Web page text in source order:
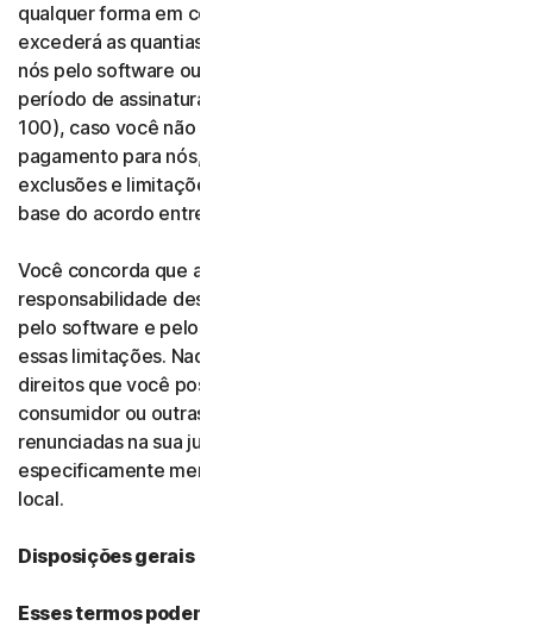
qualquer forma em conexão com estes termos,
excederá as quantias que você pagou ou deve pagar a
nós pelo software ou pelos serviços aplicáveis pelo
período de assinatura aplicável, ou cem dólares (US$
100), caso você não tenha qualquer obrigação de
pagamento para nós, conforme aplicável. Essas
exclusões e limitações são elementos fundamentais da
base do acordo entre nós e você.
Você concorda que as limitações e isenções de
responsabilidade desta seção refletem o valor cobrado
pelo software e pelos serviços, o qual seria maior sem
essas limitações. Nada neste contrato limita quaisquer
direitos que você possa ter sob leis de defesa do
consumidor ou outras leis aplicáveis que não possam ser
renunciadas na sua jurisdição, incluindo aquelas
especificamente mencionadas na seção de legislação
local.
Disposições gerais
Esses termos podem ser alterados?